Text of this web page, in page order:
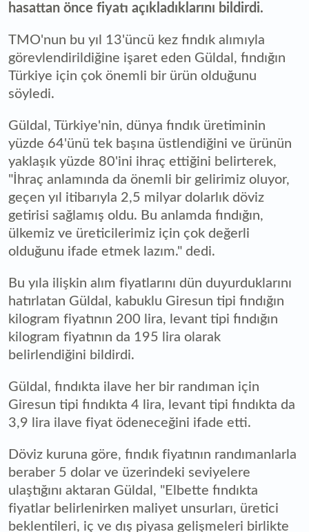
hasattan önce fiyatı açıkladıklarını bildirdi.
TMO'nun bu yıl 13'üncü kez fındık alımıyla
görevlendirildiğine işaret eden Güldal, fındığın
Türkiye için çok önemli bir ürün olduğunu
söyledi.
Güldal, Türkiye'nin, dünya fındık üretiminin
yüzde 64'ünü tek başına üstlendiğini ve ürünün
yaklaşık yüzde 80'ini ihraç ettiğini belirterek,
"İhraç anlamında da önemli bir gelirimiz oluyor,
geçen yıl itibarıyla 2,5 milyar dolarlık döviz
getirisi sağlamış oldu. Bu anlamda fındığın,
ülkemiz ve üreticilerimiz için çok değerli
olduğunu ifade etmek lazım." dedi.
Bu yıla ilişkin alım fiyatlarını dün duyurduklarını
hatırlatan Güldal, kabuklu Giresun tipi fındığın
kilogram fiyatının 200 lira, levant tipi fındığın
kilogram fiyatının da 195 lira olarak
belirlendiğini bildirdi.
Güldal, fındıkta ilave her bir randıman için
Giresun tipi fındıkta 4 lira, levant tipi fındıkta da
3,9 lira ilave fiyat ödeneceğini ifade etti.
Döviz kuruna göre, fındık fiyatının randımanlarla
beraber 5 dolar ve üzerindeki seviyelere
ulaştığını aktaran Güldal, "Elbette fındıkta
fiyatlar belirlenirken maliyet unsurları, üretici
beklentileri, iç ve dış piyasa gelişmeleri birlikte